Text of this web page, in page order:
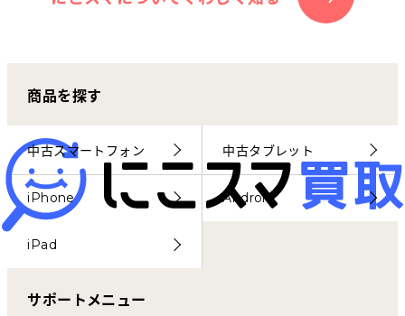
にこスマ通信
マイページ
商品を探す
中古スマートフォン 中古タブレット
iPhone Android
iPad
サポートメニュー